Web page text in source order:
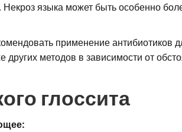
языка может быть особенно
применение антибиотиков
методов в зависимости от
глоссита